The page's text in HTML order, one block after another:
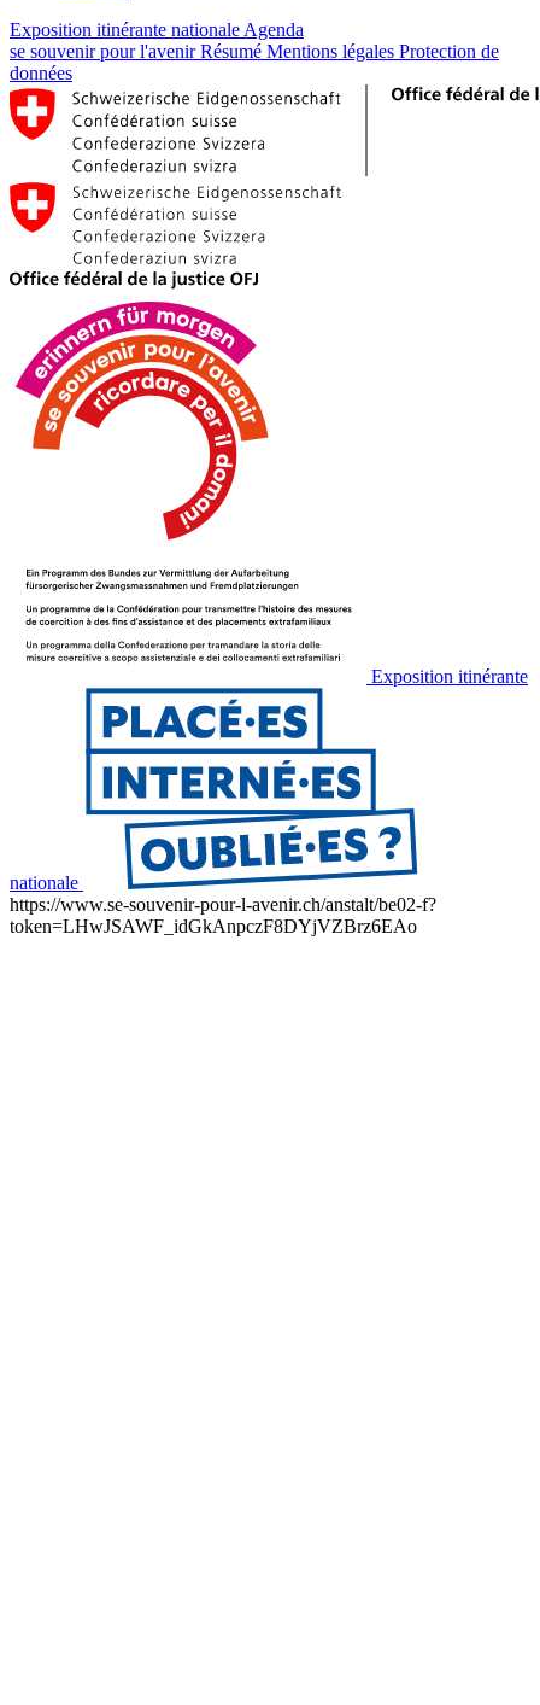
Exposition itinérante nationale Agenda
se souvenir pour l'avenirRésumé Mentions légales Protection de
données
Exposition itinérante
nationale
https://www.se-souvenir-pour-l-avenir.ch/anstalt/be02-f?
token=LHwJSAWF_idGkAnpczF8DYjVZBrz6EAo